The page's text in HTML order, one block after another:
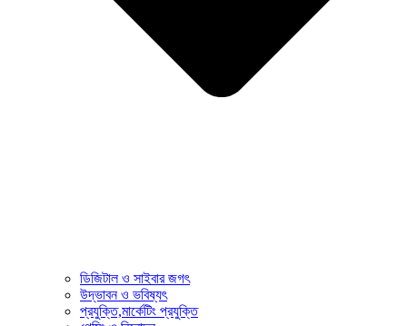
ডিজিটাল ও সাইবার জগৎ
উদ্ভাবন ও ভবিষ্যৎ
প্রযুক্তি,মার্কেটিং প্রযুক্তি